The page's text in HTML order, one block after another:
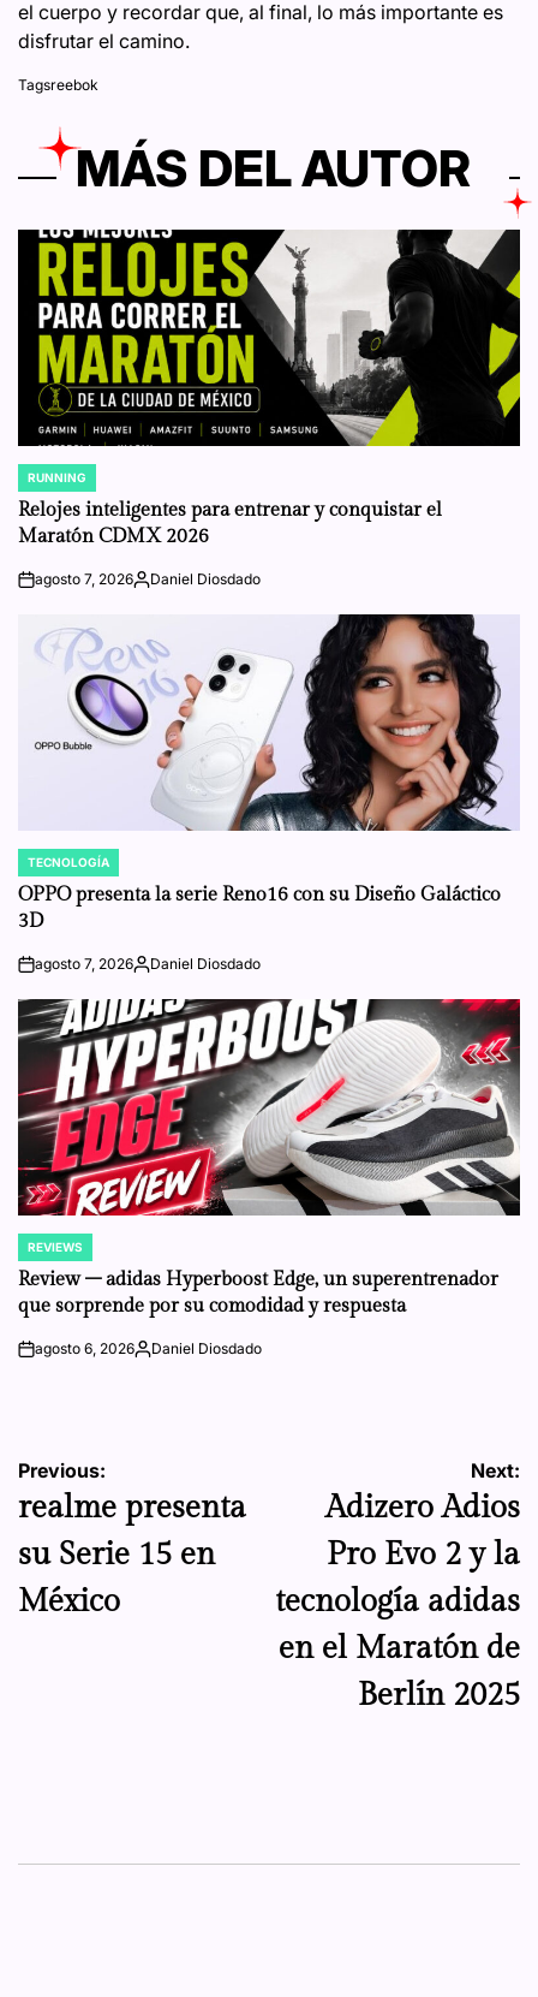
el cuerpo y recordar que, al final, lo más importante es
disfrutar el camino.
Tagsreebok
MÁS DEL AUTOR
POSTED
IN
RUNNING
Relojes inteligentes para entrenar y conquistar el
Maratón CDMX 2026
onagosto 7, 2026Posted
Daniel Diosdado
POSTED
IN
TECNOLOGÍA
OPPO presenta la serie Reno16 con su Diseño Galáctico
3D
onagosto 7, 2026Posted
Daniel Diosdado
POSTED
IN
REVIEWS
Review – adidas Hyperboost Edge, un superentrenador
que sorprende por su comodidad y respuesta
onagosto 6, 2026Posted
Daniel Diosdado
Navegación
de
entradas
Previous:
realme presenta
su Serie 15 en
México
Next:
Adizero Adios
Pro Evo 2 y la
tecnología adidas
en el Maratón de
Berlín 2025